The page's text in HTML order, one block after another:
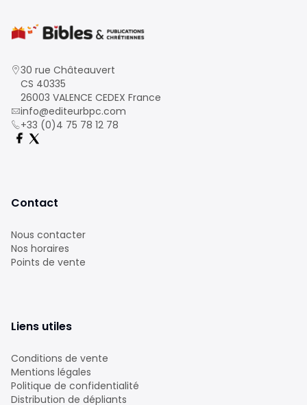
30 rue Châteauvert
CS 40335
26003 VALENCE CEDEX France
info@editeurbpc.com
+33 (0)4 75 78 12 78
Contact
Nous contacter
Nos horaires
Points de vente
Liens utiles
Conditions de vente
Mentions légales
Politique de confidentialité
Distribution de dépliants